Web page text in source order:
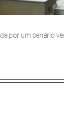
por um cenário